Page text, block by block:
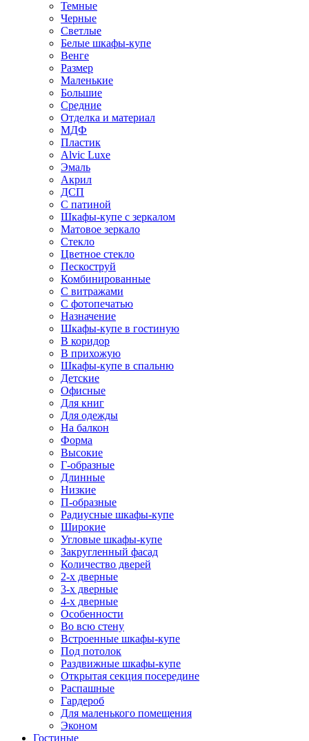
Темные
Черные
Светлые
Белые шкафы-купе
Венге
Размер
Маленькие
Большие
Средние
Отделка и материал
МДФ
Пластик
Alvic Luxe
Эмаль
Акрил
ДСП
С патиной
Шкафы-купе с зеркалом
Матовое зеркало
Стекло
Цветное стекло
Пескоструй
Комбинированные
С витражами
С фотопечатью
Назначение
Шкафы-купе в гостиную
В коридор
В прихожую
Шкафы-купе в спальню
Детские
Офисные
Для книг
Для одежды
На балкон
Форма
Высокие
Г-образные
Длинные
Низкие
П-образные
Радиусные шкафы-купе
Широкие
Угловые шкафы-купе
Закругленный фасад
Количество дверей
2-х дверные
3-х дверные
4-х дверные
Особенности
Во всю стену
Встроенные шкафы-купе
Под потолок
Раздвижные шкафы-купе
Открытая секция посередине
Распашные
Гардероб
Для маленького помещения
Эконом
Гостиные